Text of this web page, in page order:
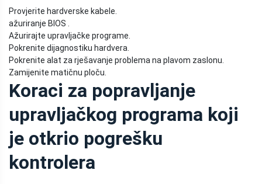
Provjerite hardverske kabele.
ažuriranje BIOS .
Ažurirajte upravljačke programe.
Pokrenite dijagnostiku hardvera.
Pokrenite alat za rješavanje problema na plavom zaslonu.
Zamijenite matičnu ploču.
Koraci za popravljanje
upravljačkog programa koji
je otkrio pogrešku
kontrolera